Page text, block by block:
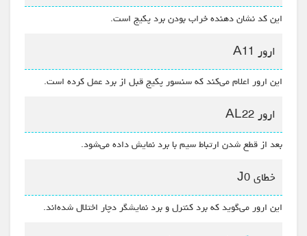
این کد نشان دهنده خراب بودن برد پکیج است.
ارور A11
این ارور اعلام می‌کند که سنسور پکیج قبل از برد عمل کرده است.
ارور AL22
بعد از قطع شدن ارتباط سیم با برد نمایش داده می‌شود.
خطای J0
این ارور می‌گوید که برد کنترل و برد نمایشگر دچار اختلال شده‌اند.